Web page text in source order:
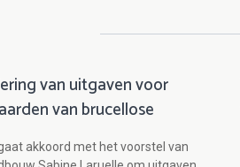
van uitgaven voor
van brucellose
akkoord met het voorstel van